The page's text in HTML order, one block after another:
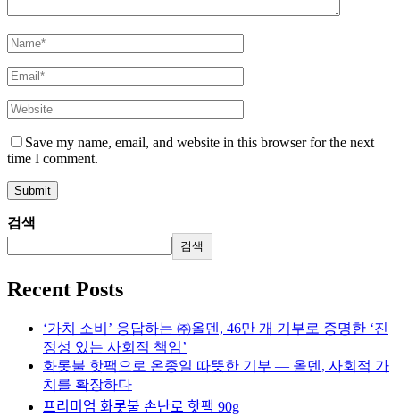
Save my name, email, and website in this browser for the next
time I comment.
검색
검색
Recent Posts
‘가치 소비’ 응답하는 ㈜올덴, 46만 개 기부로 증명한 ‘진
정성 있는 사회적 책임’
화롯불 핫팩으로 온종일 따뜻한 기부 — 올덴, 사회적 가
치를 확장하다
프리미엄 화롯불 손난로 핫팩 90g